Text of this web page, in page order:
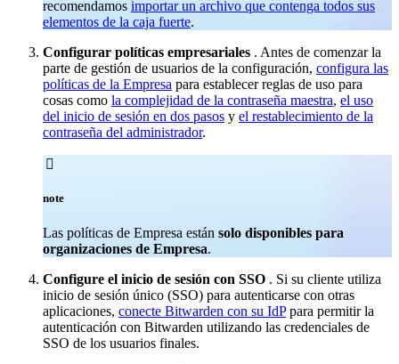
recomendamos importar un archivo que contenga todos sus
elementos de la caja fuerte.
Configurar políticas empresariales . Antes de comenzar la
parte de gestión de usuarios de la configuración, configura las
políticas de la Empresa para establecer reglas de uso para
cosas como la complejidad de la contraseña maestra, el uso
del inicio de sesión en dos pasos y el restablecimiento de la
contraseña del administrador.

note
Las políticas de Empresa están solo disponibles para
organizaciones de Empresa.
Configure el inicio de sesión con SSO . Si su cliente utiliza
inicio de sesión único (SSO) para autenticarse con otras
aplicaciones, conecte Bitwarden con su IdPpara permitir la
autenticación con Bitwarden utilizando las credenciales de
SSO de los usuarios finales.